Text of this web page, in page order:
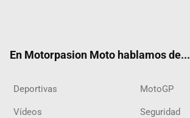
En Motorpasion Moto hablamos de...
Deportivas MotoGP
Vídeos Seguridad